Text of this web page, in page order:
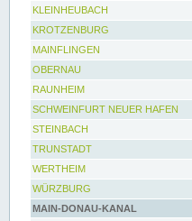
KLEINHEUBACH
KROTZENBURG
MAINFLINGEN
OBERNAU
RAUNHEIM
SCHWEINFURT NEUER HAFEN
STEINBACH
TRUNSTADT
WERTHEIM
WÜRZBURG
MAIN-DONAU-KANAL